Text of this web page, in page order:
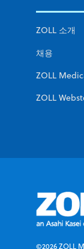
ZOLL 소개
채용
ZOLL
ZOLL
©2026 ZOLL